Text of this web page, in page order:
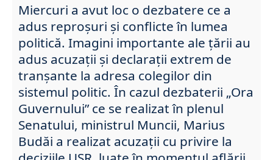
Miercuri a avut loc o dezbatere ce a
adus reproșuri și conflicte în lumea
politică. Imagini importante ale țării au
adus acuzații și declarații extrem de
tranșante la adresa colegilor din
sistemul politic. În cazul dezbaterii „Ora
Guvernului” ce se realizat în plenul
Senatului, ministrul Muncii, Marius
Budăi a realizat acuzații cu privire la